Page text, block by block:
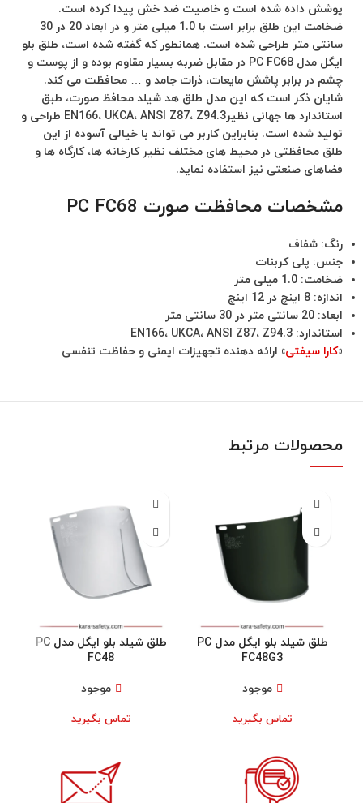
پوشش داده شده است و خاصیت ضد خش پیدا کرده است.
ضخامت این طلق برابر است با 1.0 میلی متر و در ابعاد 20 در 30
سانتی متر طراحی شده است. همانطور که گفته شده است، طلق بلو
ایگل مدل PC FC68 در مقابل ضربه بسیار مقاوم بوده و از پوست و
چشم در برابر پاشش مایعات، ذرات جامد و … محافظت می کند.
شایان ذکر است که این مدل طلق هد شیلد محافظ صورت، طبق
استاندارد ها جهانی نظیرEN166، UKCA، ANSI Z87، Z94.3 طراحی و
تولید شده است. بنابراین کاربر می تواند با خیالی آسوده از این
طلق محافظتی در محیط های مختلف نظیر کارخانه ها، کارگاه ها و
فضاهای صنعتی نیز استفاده نماید.
مشخصات محافظت صورت PC FC68
رنگ: شفاف
جنس: پلی کربنات
ضخامت: 1.0 میلی متر
اندازه: 8 اینچ در 12 اینچ
ابعاد: 20 سانتی متر در 30 سانتی متر
استاندارد: EN166، UKCA، ANSI Z87، Z94.3
«کارا سیفتی» ارائه دهنده تجهیزات ایمنی و حفاظت تنفسی
محصولات مرتبط
طلق شیلد بلو ایگل مدل PC
FC48G3
موجود
تماس بگیرید
طلق شیلد بلو ایگل مدل PC
FC48
موجود
تماس بگیرید